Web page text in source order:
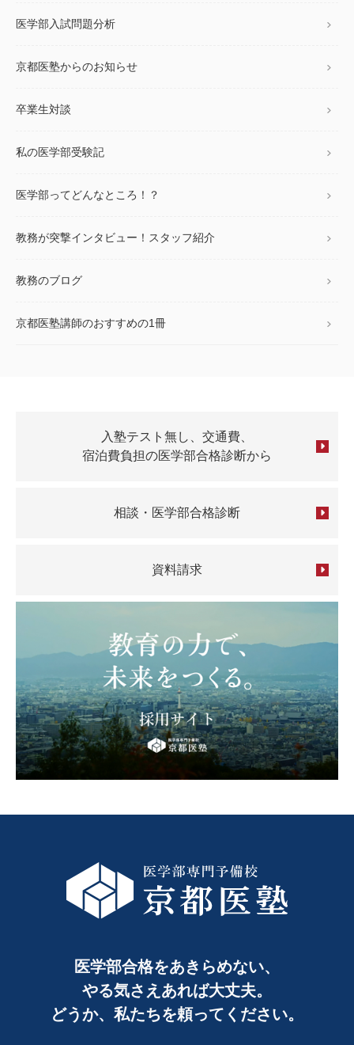
医学部入試問題分析
京都医塾からのお知らせ
卒業生対談
私の医学部受験記
医学部ってどんなところ！？
教務が突撃インタビュー！スタッフ紹介
教務のブログ
京都医塾講師のおすすめの1冊
入塾テスト無し、交通費、
宿泊費負担の医学部合格診断から
相談・医学部合格診断
資料請求
医学部合格をあきらめない、
やる気さえあれば大丈夫。
どうか、私たちを頼ってください。